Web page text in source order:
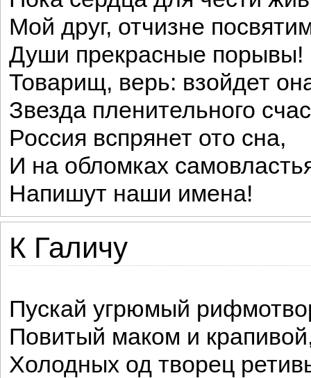
Мой друг, отчизне
Души прекрасные порывы!
Товарищ, верь: взойдет
Звезда пленительного
Россия вспрянет ото сна,
И на обломках
Напишут наши имена!
К Галичу
Пускай угрюмый
Повитый маком и
Холодных од творец